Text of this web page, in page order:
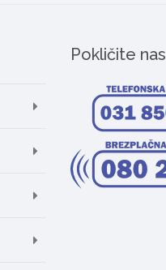
Pokličite nas